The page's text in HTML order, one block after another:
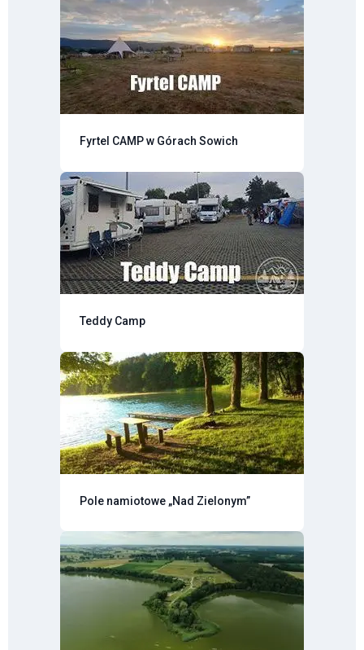
Fyrtel CAMP w Górach Sowich
Teddy Camp
Pole namiotowe „Nad Zielonym”